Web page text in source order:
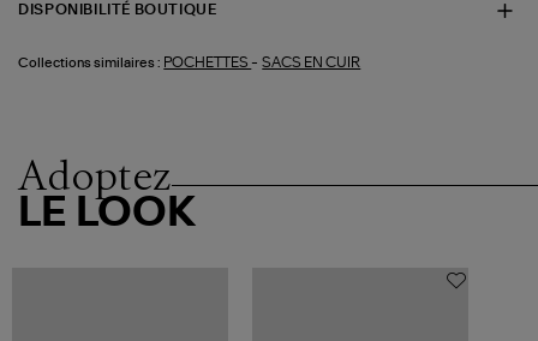
DISPONIBILITÉ BOUTIQUE
Collections similaires : POCHETTES -SACS EN CUIR
Adoptez
LE LOOK